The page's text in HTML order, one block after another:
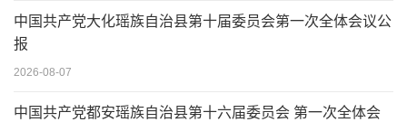
中国共产党大化瑶族自治县第十届委员会第一次全体会议公
报
2026-08-07
中国共产党都安瑶族自治县第十六届委员会 第一次全体会